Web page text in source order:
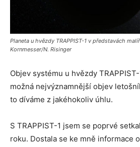
Planeta u hvězdy TRAPPIST-1 v představách
Kornmesser/N. Risinger
Objev systému u hvězdy
možná nejvýznamnější objev
to díváme z jakéhokoliv úhlu.
S TRAPPIST-1 jsem se poprvé
roku. Dostala se ke mně informace